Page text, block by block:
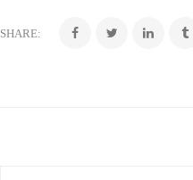
SHARE: